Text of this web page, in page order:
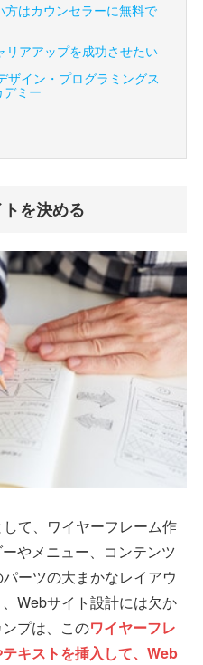
方はカウンセラーに無料で
アアップを成功させたい
ザイン・プログラミングス
ミー
トを決める
て、ワイヤーフレーム作
やメニュー、コンテンツ
ーツの大まかなレイアウ
Webサイト設計には欠か
プは、このワイヤーフレ
キストを挿入して、Web